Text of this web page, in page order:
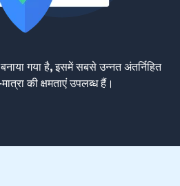
गया है, इसमें सबसे उन्नत अंतर्निहित
की क्षमताएं उपलब्ध हैं।